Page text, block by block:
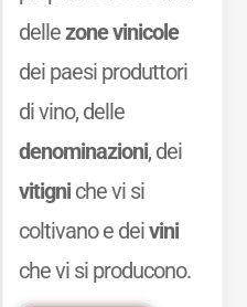
dellezone vinicole
dei paesi produttori
di vino, delle
denominazioni, dei
vitigniche vi si
coltivano e deivini
che vi si producono.